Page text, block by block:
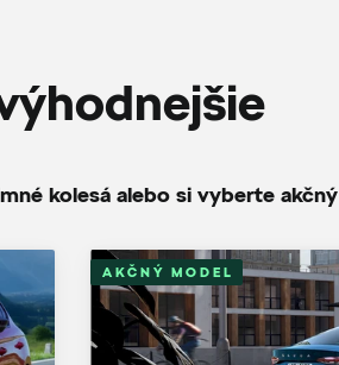
kolesá alebo si vyberte
AKČNÝ MODEL